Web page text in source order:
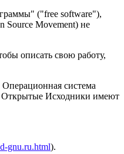
("free software"),
Source Movement) не
описать свою работу,
система
Открытые Исходники имеют
gnu.ru.html).